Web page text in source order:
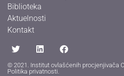
Biblioteka
Aktuelnosti
Kontakt
© 2021. Institut ovlašćenih procjenjivača
Politika privatnosti.